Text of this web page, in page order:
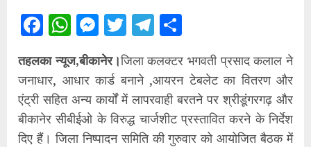
Facebook
WhatsApp
Messenger
TwitterTelegram
तहलका न्यूज,बीकानेर।जिला कलक्टर भगवती प्रसाद कलाल ने
जनाधार, आधार कार्ड बनाने ,आयरन टेबलेट का वितरण और
एंट्री सहित अन्य कार्यों में लापरवाही बरतने पर श्रीडूंगरगढ़ और
बीकानेर सीबीईओ के विरुद्ध चार्जशीट प्रस्तावित करने के निर्देश
दिए हैं। जिला निष्पादन समिति की गुरुवार को आयोजित बैठक में